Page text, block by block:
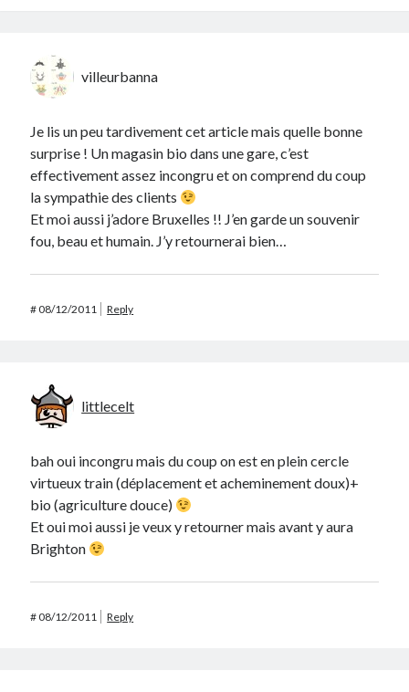
villeurbanna
Je lis un peu tardivement cet article mais quelle bonne
surprise ! Un magasin bio dans une gare, c’est
effectivement assez incongru et on comprend du coup
la sympathie des clients
Et moi aussi j’adore Bruxelles !! J’en garde un souvenir
fou, beau et humain. J’y retournerai bien…
#08/12/2011 Reply
littlecelt
bah oui incongru mais du coup on est en plein cercle
virtueux train (déplacement et acheminement doux)+
bio (agriculture douce)
Et oui moi aussi je veux y retourner mais avant y aura
Brighton
#08/12/2011 Reply